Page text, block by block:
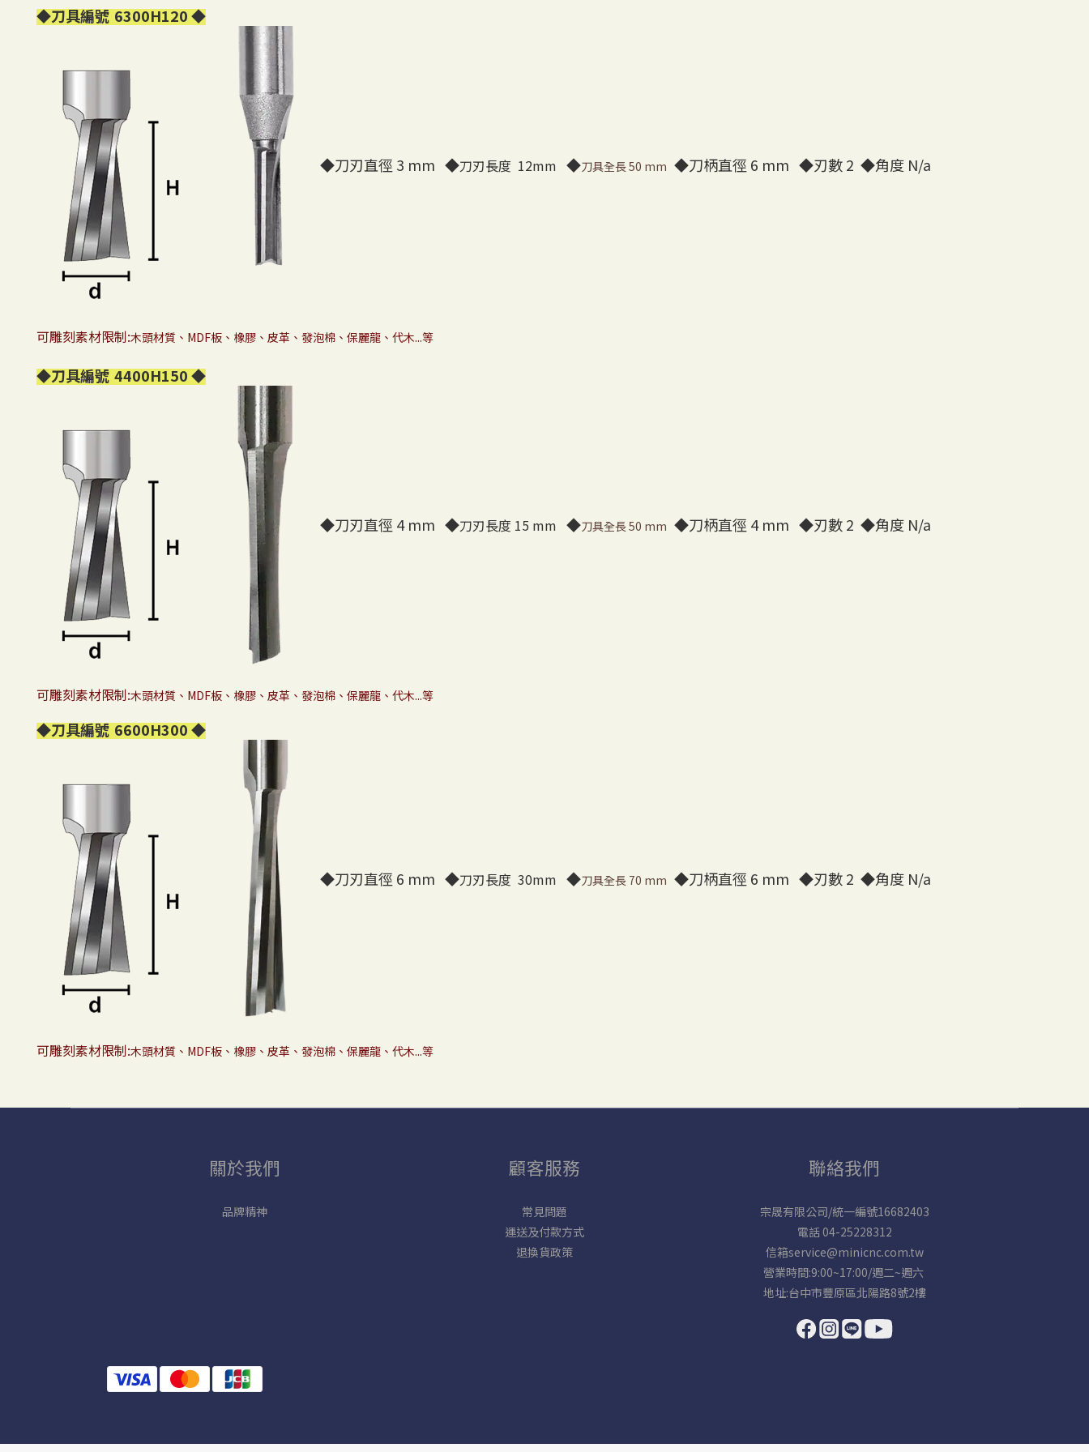
◆刀具編號 6300H120◆
◆刀刃直徑 3 mm ◆刀刃長度 12mm ◆刀具全長 50 mm ◆刀柄直徑 6 mm ◆刃數 2 ◆角度 N/a
可雕刻素材限制:木頭材質、MDF板、橡膠、皮革、 發泡棉、保麗龍、代木...等
◆刀具編號 4400H150◆
◆刀刃直徑 4 mm ◆刀刃長度 15 mm ◆刀具全長 50 mm ◆刀柄直徑 4 mm ◆刃數 2 ◆角度 N/a
可雕刻素材限制:木頭材質、MDF板、橡膠、皮革、 發泡棉、保麗龍、代木...等
◆刀具編號 6600H300◆
◆刀刃直徑 6 mm ◆刀刃長度 30mm ◆刀具全長 70 mm ◆刀柄直徑 6 mm ◆刃數 2 ◆角度 N/a
可雕刻素材限制:木頭材質、MDF板、橡膠、皮革、 發泡棉、保麗龍、代木...等
關於我們
品牌精神
顧客服務
常見問題
運送及付款方式
退換貨政策
聯絡我們
宗晟有限公司/統一編號16682403
電話 04-25228312
信箱service@minicnc.com.tw
營業時間:9:00~17:00/週二~週六
地址:台中市豐原區北陽路8號2樓